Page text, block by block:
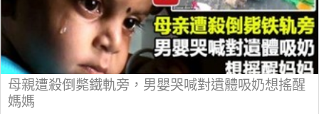
母親遭殺倒斃鐵軌旁，男嬰哭喊對遺體吸奶想搖醒
媽媽